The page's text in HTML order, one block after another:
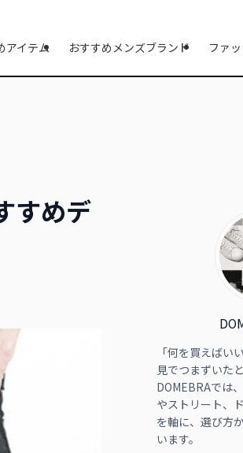
アイテム おすすめメンズブランド ファ
すめデ
「何を買えばい
見でつまずいた
DOMEBRAでは
やストリート、
を軸に、選び方
います。